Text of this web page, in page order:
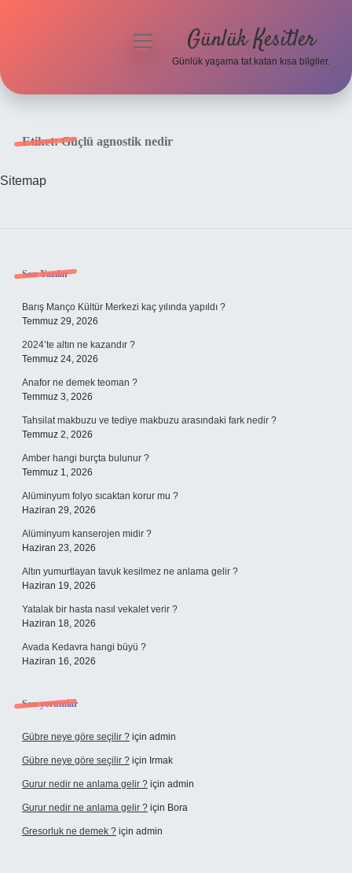
menüyü
Günlük Kesitler
Günlük yaşama tat katan kısa bilgiler.
Etiket:Güçlü agnostik nedir
Sitemap
Sidebar
Son Yazılar
Barış Manço Kültür Merkezi kaç yılında yapıldı ?
Temmuz 29, 2026
2024’te altın ne kazandır ?
Temmuz 24, 2026
Anafor ne demek teoman ?
Temmuz 3, 2026
Tahsilat makbuzu ve tediye makbuzu arasındaki fark nedir ?
Temmuz 2, 2026
Amber hangi burçta bulunur ?
Temmuz 1, 2026
Alüminyum folyo sıcaktan korur mu ?
Haziran 29, 2026
Alüminyum kanserojen midir ?
Haziran 23, 2026
Altın yumurtlayan tavuk kesilmez ne anlama gelir ?
Haziran 19, 2026
Yatalak bir hasta nasıl vekalet verir ?
Haziran 18, 2026
Avada Kedavra hangi büyü ?
Haziran 16, 2026
Son yorumlar
Gübre neye göre seçilir ? için admin
Gübre neye göre seçilir ? için Irmak
Gurur nedir ne anlama gelir ? için admin
Gurur nedir ne anlama gelir ? için Bora
Gresorluk ne demek ? için admin